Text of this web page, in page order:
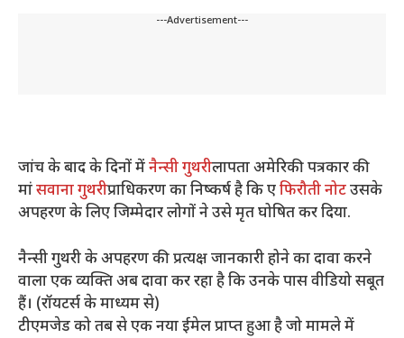
---Advertisement---
जांच के बाद के दिनों मेंनैन्सी गुथरीलापता अमेरिकी पत्रकार की
मांसवाना गुथरीप्राधिकरण का निष्कर्ष है कि एफिरौती नोटउसके
अपहरण के लिए जिम्मेदार लोगों ने उसे मृत घोषित कर दिया.
नैन्सी गुथरी के अपहरण की प्रत्यक्ष जानकारी होने का दावा करने
वाला एक व्यक्ति अब दावा कर रहा है कि उनके पास वीडियो सबूत
हैं। (रॉयटर्स के माध्यम से)
टीएमजेड को तब से एक नया ईमेल प्राप्त हुआ है जो मामले में